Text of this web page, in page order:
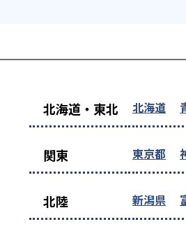
北海道・東北 北海道
関東 東京都
北陸 新潟県